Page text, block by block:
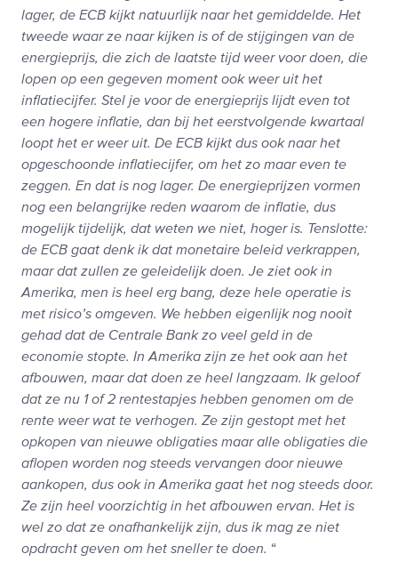
lager, de ECB kijkt natuurlijk naar het gemiddelde. Het
tweede waar ze naar kijken is of de stijgingen van de
energieprijs, die zich de laatste tijd weer voor doen, die
lopen op een gegeven moment ook weer uit het
inflatiecijfer. Stel je voor de energieprijs lijdt even tot
een hogere inflatie, dan bij het eerstvolgende kwartaal
loopt het er weer uit. De ECB kijkt dus ook naar het
opgeschoonde inflatiecijfer, om het zo maar even te
zeggen. En dat is nog lager. De energieprijzen vormen
nog een belangrijke reden waarom de inflatie, dus
mogelijk tijdelijk, dat weten we niet, hoger is. Tenslotte:
de ECB gaat denk ik dat monetaire beleid verkrappen,
maar dat zullen ze geleidelijk doen. Je ziet ook in
Amerika, men is heel erg bang, deze hele operatie is
met risico’s omgeven. We hebben eigenlijk nog nooit
gehad dat de Centrale Bank zo veel geld in de
economie stopte. In Amerika zijn ze het ook aan het
afbouwen, maar dat doen ze heel langzaam. Ik geloof
dat ze nu 1 of 2 rentestapjes hebben genomen om de
rente weer wat te verhogen. Ze zijn gestopt met het
opkopen van nieuwe obligaties maar alle obligaties die
aflopen worden nog steeds vervangen door nieuwe
aankopen, dus ook in Amerika gaat het nog steeds door.
Ze zijn heel voorzichtig in het afbouwen ervan. Het is
wel zo dat ze onafhankelijk zijn, dus ik mag ze niet
opdracht geven om het sneller te doen. “